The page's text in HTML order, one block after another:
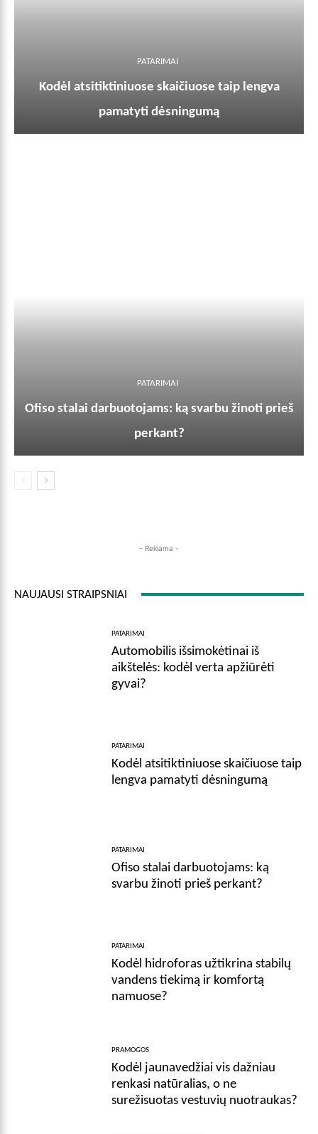
PATARIMAI
Kodėl atsitiktiniuose skaičiuose taip lengva
pamatyti dėsningumą
PATARIMAI
Ofiso stalai darbuotojams: ką svarbu žinoti prieš
perkant?
- Reklama -
NAUJAUSI STRAIPSNIAI
PATARIMAI
Automobilis išsimokėtinai iš
aikštelės: kodėl verta apžiūrėti
gyvai?
PATARIMAI
Kodėl atsitiktiniuose skaičiuose taip
lengva pamatyti dėsningumą
PATARIMAI
Ofiso stalai darbuotojams: ką
svarbu žinoti prieš perkant?
PATARIMAI
Kodėl hidroforas užtikrina stabilų
vandens tiekimą ir komfortą
namuose?
PRAMOGOS
Kodėl jaunavedžiai vis dažniau
renkasi natūralias, o ne
surežisuotas vestuvių nuotraukas?